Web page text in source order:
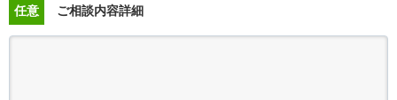
任意 ご相談内容詳細